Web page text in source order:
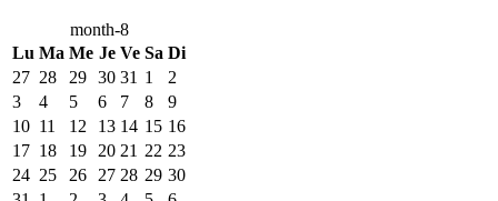
month-8
Lu Ma Me Je Ve Sa Di
27 28 29 30 31 1
2
3
4 5 6 7 8
9
10 11 12 13 14 15 16
17 18 19 20 21 22 23
24 25 26 27 28 29 30